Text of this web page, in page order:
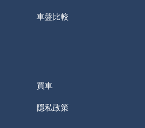
車盤比較
買車
隱私政策